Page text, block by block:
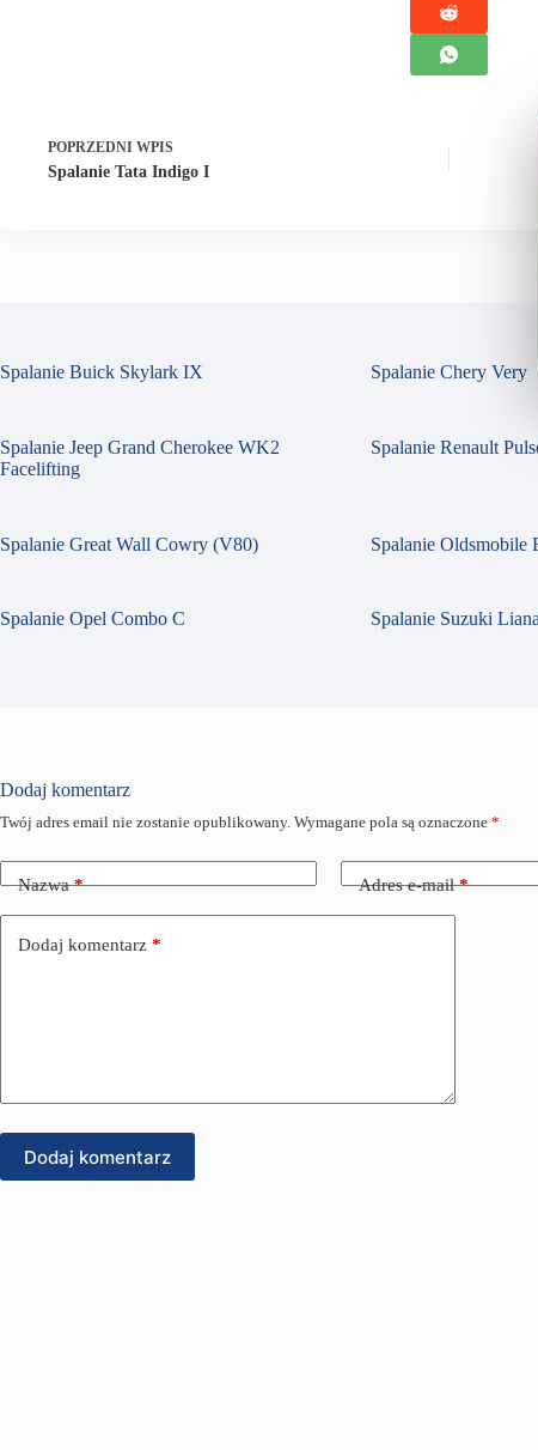
POPRZEDNI WPIS
Spalanie Tata Indigo I
Spalanie Buick Skylark IX Spalanie Chery Very
Spalanie Jeep Grand Cherokee WK2
Facelifting
Spalanie Renault
Spalanie Great Wall Cowry (V80) Spalanie Oldsmobile
Spalanie Opel Combo C Spalanie Suzuki
Dodaj komentarz
Twój adres email nie zostanie opublikowany. Wymagane pola są oznaczone *
Nazwa* Adres e-mail*
Dodaj komentarz *
Dodaj komentarz